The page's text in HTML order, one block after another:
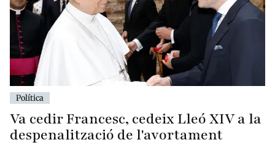
Política
Va cedir Francesc, cedeix Lleó XIV a la
despenalització de l'avortament